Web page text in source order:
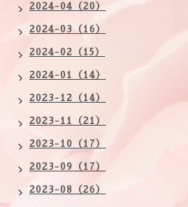
2024-04（20）
2024-03（16）
2024-02（15）
2024-01（14）
2023-12（14）
2023-11（21）
2023-10（17）
2023-09（17）
2023-08（26）